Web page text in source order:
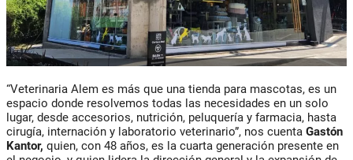
“Veterinaria Alem es más que una tienda para mascotas, es un
espacio donde resolvemos todas las necesidades en un solo
lugar, desde accesorios, nutrición, peluquería y farmacia, hasta
cirugía, internación y laboratorio veterinario”, nos cuenta Gastón
Kantor, quien, con 48 años, es la cuarta generación presente en